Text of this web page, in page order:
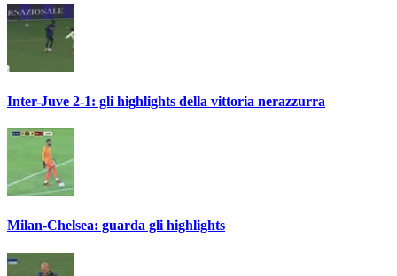
Inter-Juve 2-1: gli highlights della vittoria nerazzurra
Milan-Chelsea: guarda gli highlights